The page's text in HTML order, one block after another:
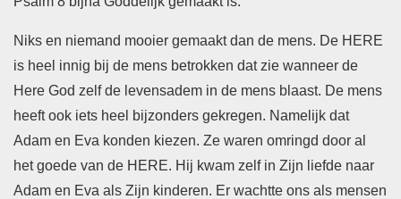
Niks en niemand mooier gemaakt dan de mens. De HERE
is heel innig bij de mens betrokken dat zie wanneer de
Here God zelf de levensadem in de mens blaast. De mens
heeft ook iets heel bijzonders gekregen. Namelijk dat
Adam en Eva konden kiezen. Ze waren omringd door al
het goede van de HERE. Hij kwam zelf in Zijn liefde naar
Adam en Eva als Zijn kinderen. Er wachtte ons als mensen